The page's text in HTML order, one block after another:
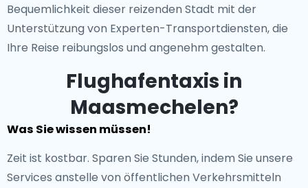
Bequemlichkeit dieser reizenden Stadt mit der
Unterstützung von Experten-Transportdiensten, die
Ihre Reise reibungslos und angenehm gestalten.
Flughafentaxis in
Maasmechelen?
Was Sie wissen müssen!
Zeit ist kostbar. Sparen Sie Stunden, indem Sie unsere
Services anstelle von öffentlichen Verkehrsmitteln